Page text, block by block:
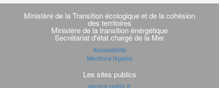
Navigation
transverse
Ministère de la Transition écologique et de la cohésion
des territoires
Ministère de la transition énérgétique
Secrétariat d'état chargé de la Mer
Accessibilité
Mentions légales
Les sites publics
service-public.fr